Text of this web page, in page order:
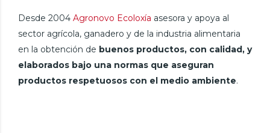
Desde 2004 Agronovo Ecoloxía asesora y apoya al
sector agrícola, ganadero y de la industria alimentaria
en la obtención de buenos productos, con calidad, y
elaborados bajo una normas que aseguran
productos respetuosos con el medio ambiente.